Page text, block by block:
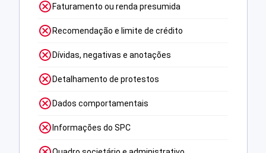
Faturamento ou renda presumida
Recomendação e limite de crédito
Dívidas, negativas e anotações
Detalhamento de protestos
Dados comportamentais
Informações do SPC